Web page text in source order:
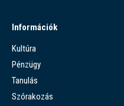
Információk
Kultúra
Pénzügy
Tanulás
Szórakozás